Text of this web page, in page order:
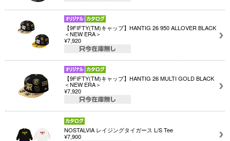
【9FIFTY(TM)キャップ】HANTIG 26 950 ALLOVER BLACK
＜NEW ERA＞
¥7,920
【9FIFTY(TM)キャップ】HANTIG 26 MULTI GOLD BLACK
＜NEW ERA＞
¥7,920
NOSTALVIA レイジングタイガース L/S Tee
¥7,900